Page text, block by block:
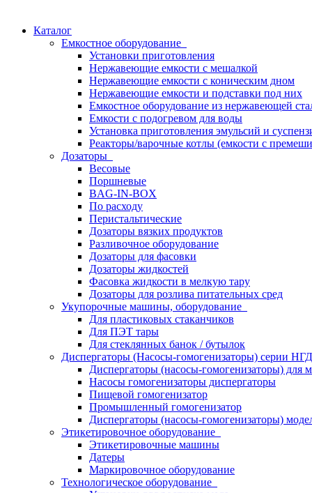
Каталог
Емкостное оборудование
Установки приготовления
Нержавеющие емкости с мешалкой
Нержавеющие емкости с коническим дном
Нержавеющие емкости и подставки под них
Емкостное оборудование из нержавеющей
Емкости с подогревом для воды
Установка приготовления эмульсий и
Реакторы/варочные котлы (емкости с
Дозаторы
Весовые
Поршневые
BAG-IN-BOX
По расходу
Перистальтические
Дозаторы вязких продуктов
Разливочное оборудование
Дозаторы для фасовки
Дозаторы жидкостей
Фасовка жидкости в мелкую тару
Дозаторы для розлива питательных сред
Укупорочные машины, оборудование
Для пластиковых стаканчиков
Для ПЭТ тары
Для стеклянных банок / бутылок
Диспергаторы (Насосы-гомогенизаторы) серии НГД
Диспергаторы (насосы-гомогенизаторы) для
Насосы гомогенизаторы диспергаторы
Пищевой гомогенизатор
Промышленный гомогенизатор
Диспергаторы (насосы-гомогенизаторы)
Этикетировочное оборудование
Этикетировочные машины
Датеры
Маркировочное оборудование
Технологическое оборудование